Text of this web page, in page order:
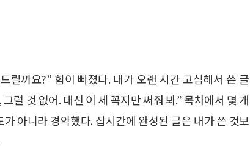
릴까요?” 힘이 빠졌다. 내가 오랜 시간 고심해서 쓴 글
럴 것 없어. 대신 이 세 꼭지만 써줘 봐.” 목차에서 몇 개
아니라 경악했다. 삽시간에 완성된 글은 내가 쓴 것보